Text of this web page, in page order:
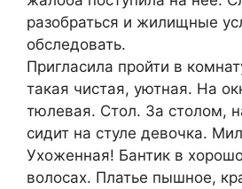
разобраться и жилищные
обследовать.
Пригласила пройти в
такая чистая, уютная. На
тюлевая. Стол. За столом,
сидит на стуле девочка.
Ухоженная! Бантик в
волосах. Платье пышное,